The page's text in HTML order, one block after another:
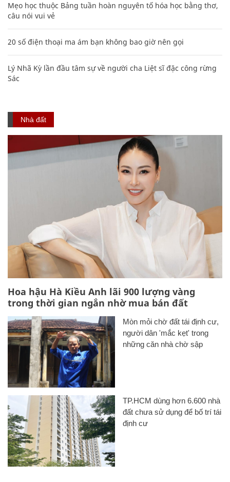
Mẹo học thuộc Bảng tuần hoàn nguyên tố hóa học bằng thơ,
câu nói vui vẻ
20 số điện thoại ma ám bạn không bao giờ nên gọi
Lý Nhã Kỳ lần đầu tâm sự về người cha Liệt sĩ đặc công rừng
Sác
Nhà đất
Hoa hậu Hà Kiều Anh lãi 900 lượng vàng
trong thời gian ngắn nhờ mua bán đất
Mòn mỏi chờ đất tái định cư,
người dân 'mắc kẹt' trong
những căn nhà chờ sập
TP.HCM dùng hơn 6.600 nhà
đất chưa sử dụng để bố trí tái
định cư